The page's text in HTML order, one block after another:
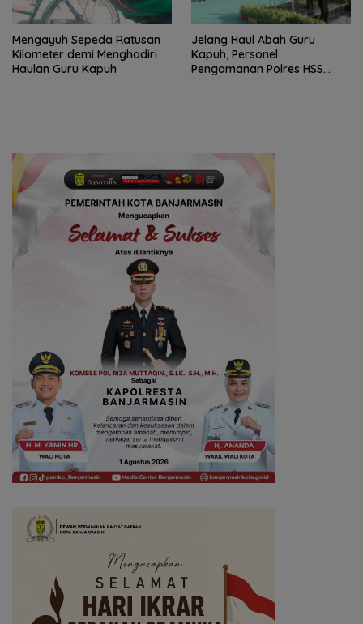
Mengayuh Sepeda Ratusan
Kilometer demi Menghadiri
Haulan Guru Kapuh
Jelang Haul Abah Guru
Kapuh, Personel
Pengamanan Polres HSS